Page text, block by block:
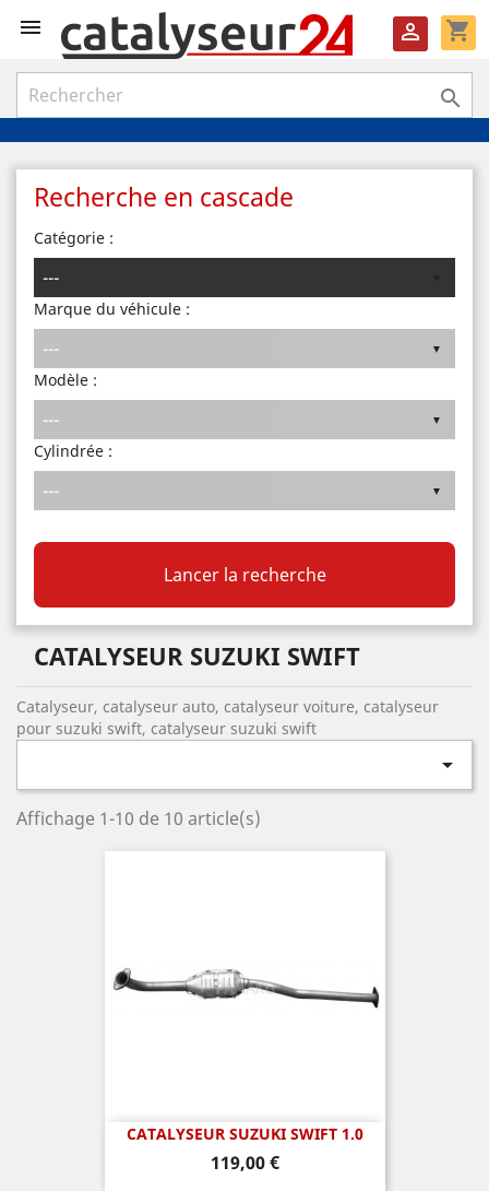
 shopping_cart


Recherche en cascade
Catégorie :
Marque du véhicule :
Modèle :
Cylindrée :
Lancer la recherche
CATALYSEUR SUZUKI SWIFT
Catalyseur, catalyseur auto, catalyseur voiture, catalyseur
pour suzuki swift, catalyseur suzuki swift

Affichage 1-10 de 10 article(s)
CATALYSEUR SUZUKI SWIFT 1.0
Prix
119,00 €